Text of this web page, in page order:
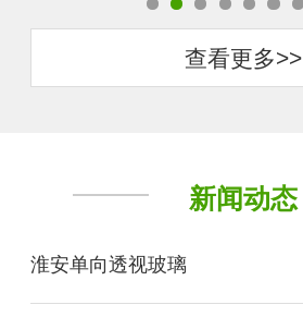
查看更多>>
新闻动态
淮安单向透视玻璃